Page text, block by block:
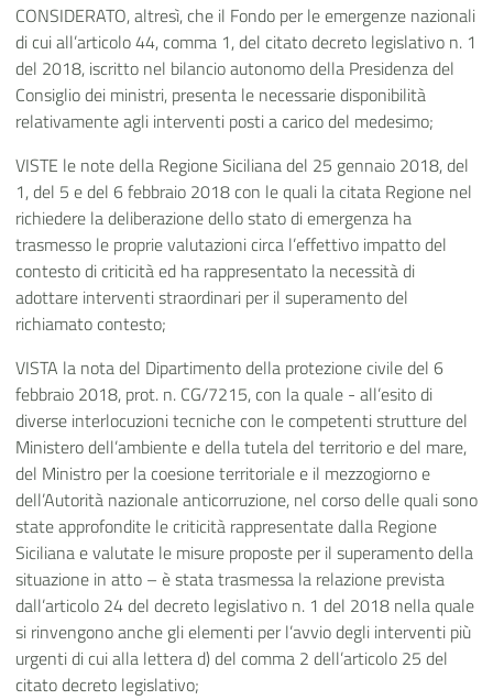
CONSIDERATO, altresì, che il Fondo per le emergenze nazionali
di cui all’articolo 44, comma 1, del citato decreto legislativo n. 1
del 2018, iscritto nel bilancio autonomo della Presidenza del
Consiglio dei ministri, presenta le necessarie disponibilità
relativamente agli interventi posti a carico del medesimo;
VISTE le note della Regione Siciliana del 25 gennaio 2018, del
1, del 5 e del 6 febbraio 2018 con le quali la citata Regione nel
richiedere la deliberazione dello stato di emergenza ha
trasmesso le proprie valutazioni circa l’effettivo impatto del
contesto di criticità ed ha rappresentato la necessità di
adottare interventi straordinari per il superamento del
richiamato contesto;
VISTA la nota del Dipartimento della protezione civile del 6
febbraio 2018, prot. n. CG/7215, con la quale - all’esito di
diverse interlocuzioni tecniche con le competenti strutture del
Ministero dell’ambiente e della tutela del territorio e del mare,
del Ministro per la coesione territoriale e il mezzogiorno e
dell’Autorità nazionale anticorruzione, nel corso delle quali sono
state approfondite le criticità rappresentate dalla Regione
Siciliana e valutate le misure proposte per il superamento della
situazione in atto – è stata trasmessa la relazione prevista
dall’articolo 24 del decreto legislativo n. 1 del 2018 nella quale
si rinvengono anche gli elementi per l’avvio degli interventi più
urgenti di cui alla lettera d) del comma 2 dell’articolo 25 del
citato decreto legislativo;